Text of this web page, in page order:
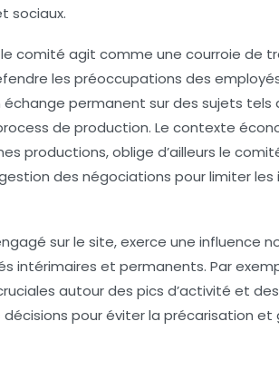
sociaux.
comité agit comme une courroie de
les préoccupations des
échange permanent sur des sujets tels
de production. Le contexte
productions, oblige d’ailleurs le
des négociations pour limiter
sur le site, exerce une influence
intérimaires et permanents. Par
autour des pics d’activité et
pour éviter la précarisation et